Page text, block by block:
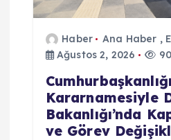
Haber Ana Haber ,
Ağustos 2, 2026
Cumhurbaşkanlığı
Kararnamesiyle
Bakanlığı’nda
ve Görev